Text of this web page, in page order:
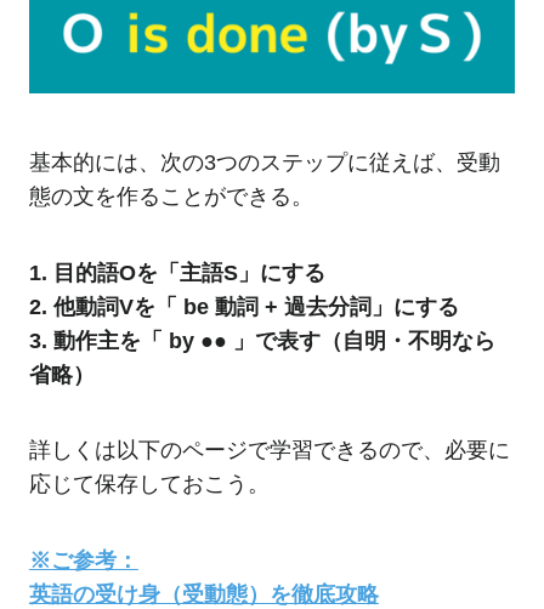
基本的には、次の3つのステップに従えば、受動
態の文を作ることができる。
1. 目的語Oを「主語S」にする
2. 他動詞Vを「 be 動詞 + 過去分詞」にする
3. 動作主を「 by ●● 」で表す（自明・不明なら
省略）
詳しくは以下のページで学習できるので、必要に
応じて保存しておこう。
※ご参考：
英語の受け身（受動態）を徹底攻略